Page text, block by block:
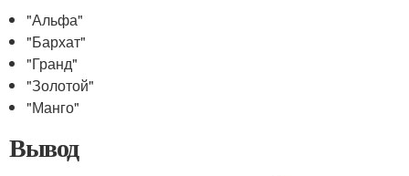
"Альфа"
"Бархат"
"Гранд"
"Золотой"
"Манго"
Вывод